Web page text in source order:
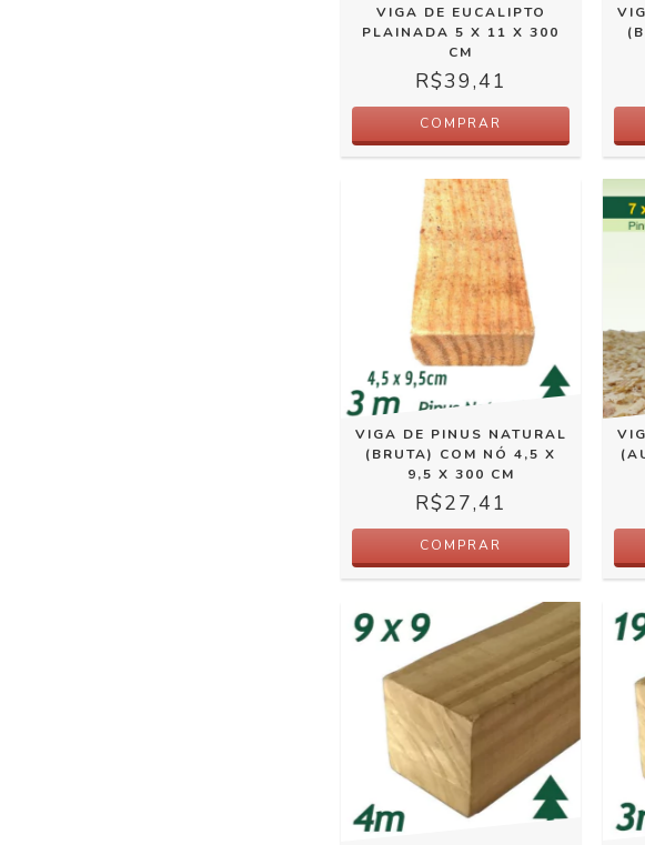
VIGA DE EUCALIPTO
PLAINADA 5 X 11 X 300
CM
R$39,41
COMPRAR
VIGA DE PINUS NATURAL
(BRUTA) COM NÓ 4,5 X
9,5 X 300 CM
R$27,41
COMPRAR